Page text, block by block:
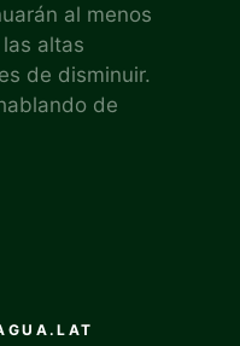
al menos
altas
de disminuir.
de